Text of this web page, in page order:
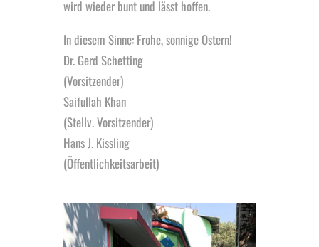
wird wieder bunt und lässt hoffen.
In diesem Sinne: Frohe, sonnige Ostern!
Dr. Gerd Schetting
(Vorsitzender)
Saifullah Khan
(Stellv. Vorsitzender)
Hans J. Kissling
(Öffentlichkeitsarbeit)